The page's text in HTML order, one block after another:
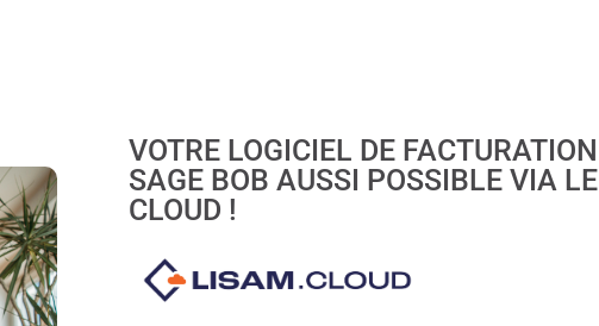
VOTRE LOGICIEL DE FACTURATION
SAGE BOB AUSSI POSSIBLE VIA LE
CLOUD !